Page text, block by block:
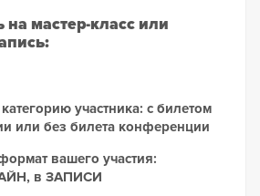
на мастер-класс или
участника: с билетом
или без билета конференции
вашего участия:
в ЗАПИСИ